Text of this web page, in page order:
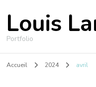
Louis
Portfolio
Accueil 2024 avril